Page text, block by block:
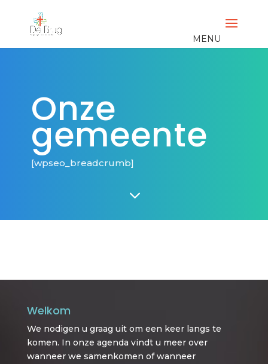
Onze
gemeente
[wpseo_breadcrumb]
3
Welkom
We nodigen u graag uit om een keer langs te
komen. In onze agenda vindt u meer over
wanneer we samenkomen of wanneer